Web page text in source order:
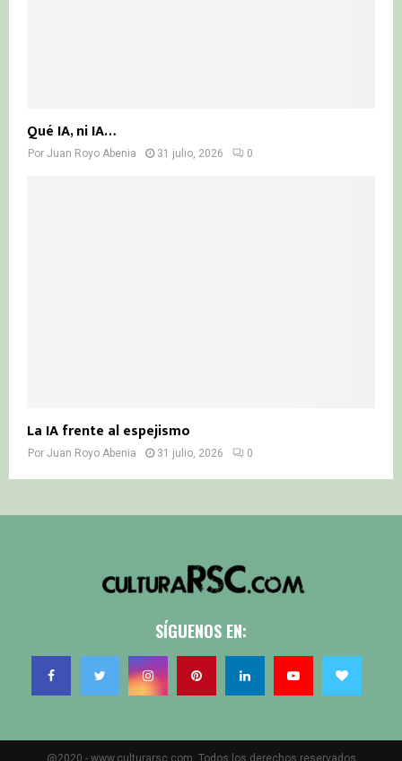
Qué IA, ni IA…
Por Juan Royo Abenia 31 julio, 2026 0
La IA frente al espejismo
Por Juan Royo Abenia 31 julio, 2026 0
SÍGUENOS EN:
@2020 - www.culturarsc.com. Todos los derechos reservados